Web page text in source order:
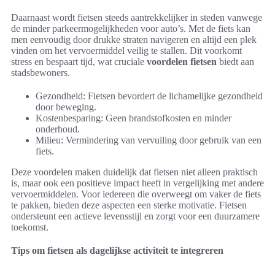
Daarnaast wordt fietsen steeds aantrekkelijker in steden vanwege
de minder parkeermogelijkheden voor auto’s. Met de fiets kan
men eenvoudig door drukke straten navigeren en altijd een plek
vinden om het vervoermiddel veilig te stallen. Dit voorkomt
stress en bespaart tijd, wat cruciale voordelen fietsen biedt aan
stadsbewoners.
Gezondheid: Fietsen bevordert de lichamelijke gezondheid
door beweging.
Kostenbesparing: Geen brandstofkosten en minder
onderhoud.
Milieu: Vermindering van vervuiling door gebruik van een
fiets.
Deze voordelen maken duidelijk dat fietsen niet alleen praktisch
is, maar ook een positieve impact heeft in vergelijking met andere
vervoermiddelen. Voor iedereen die overweegt om vaker de fiets
te pakken, bieden deze aspecten een sterke motivatie. Fietsen
ondersteunt een actieve levensstijl en zorgt voor een duurzamere
toekomst.
Tips om fietsen als dagelijkse activiteit te integreren